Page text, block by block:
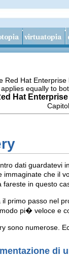
Red Hat
equally to
Hat
dati guardatevi
che il
in questo
primo passo nel
pi� veloce e
sono numerose.
di